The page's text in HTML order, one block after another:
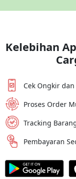
Kelebihan
Cek Ongkir
Proses Order
Tracking
Pembayaran